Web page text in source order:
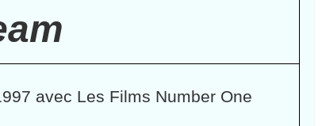
avec Les Films Number One